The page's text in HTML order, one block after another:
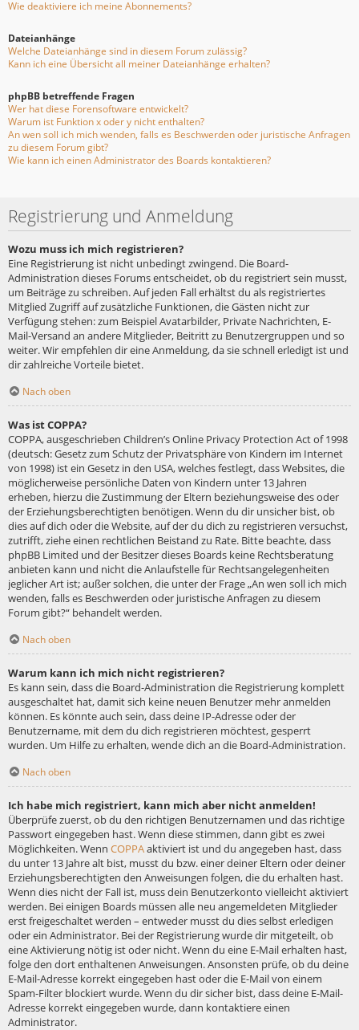
Wie deaktiviere ich meine Abonnements?
Dateianhänge
Welche Dateianhänge sind in diesem Forum zulässig?
Kann ich eine Übersicht all meiner Dateianhänge erhalten?
phpBB betreffende Fragen
Wer hat diese Forensoftware entwickelt?
Warum ist Funktion x oder y nicht enthalten?
An wen soll ich mich wenden, falls es Beschwerden oder juristische Anfragen
zu diesem Forum gibt?
Wie kann ich einen Administrator des Boards kontaktieren?
Registrierung und Anmeldung
Wozu muss ich mich registrieren?
Eine Registrierung ist nicht unbedingt zwingend. Die Board-
Administration dieses Forums entscheidet, ob du registriert sein musst,
um Beiträge zu schreiben. Auf jeden Fall erhältst du als registriertes
Mitglied Zugriff auf zusätzliche Funktionen, die Gästen nicht zur
Verfügung stehen: zum Beispiel Avatarbilder, Private Nachrichten, E-
Mail-Versand an andere Mitglieder, Beitritt zu Benutzergruppen und so
weiter. Wir empfehlen dir eine Anmeldung, da sie schnell erledigt ist und
dir zahlreiche Vorteile bietet.
Nach oben
Was ist COPPA?
COPPA, ausgeschrieben Children’s Online Privacy Protection Act of 1998
(deutsch: Gesetz zum Schutz der Privatsphäre von Kindern im Internet
von 1998) ist ein Gesetz in den USA, welches festlegt, dass Websites, die
möglicherweise persönliche Daten von Kindern unter 13 Jahren
erheben, hierzu die Zustimmung der Eltern beziehungsweise des oder
der Erziehungsberechtigten benötigen. Wenn du dir unsicher bist, ob
dies auf dich oder die Website, auf der du dich zu registrieren versuchst,
zutrifft, ziehe einen rechtlichen Beistand zu Rate. Bitte beachte, dass
phpBB Limited und der Besitzer dieses Boards keine Rechtsberatung
anbieten kann und nicht die Anlaufstelle für Rechtsangelegenheiten
jeglicher Art ist; außer solchen, die unter der Frage „An wen soll ich mich
wenden, falls es Beschwerden oder juristische Anfragen zu diesem
Forum gibt?“ behandelt werden.
Nach oben
Warum kann ich mich nicht registrieren?
Es kann sein, dass die Board-Administration die Registrierung komplett
ausgeschaltet hat, damit sich keine neuen Benutzer mehr anmelden
können. Es könnte auch sein, dass deine IP-Adresse oder der
Benutzername, mit dem du dich registrieren möchtest, gesperrt
wurden. Um Hilfe zu erhalten, wende dich an die Board-Administration.
Nach oben
Ich habe mich registriert, kann mich aber nicht anmelden!
Überprüfe zuerst, ob du den richtigen Benutzernamen und das richtige
Passwort eingegeben hast. Wenn diese stimmen, dann gibt es zwei
Möglichkeiten. Wenn COPPAaktiviert ist und du angegeben hast, dass
du unter 13 Jahre alt bist, musst du bzw. einer deiner Eltern oder deiner
Erziehungsberechtigten den Anweisungen folgen, die du erhalten hast.
Wenn dies nicht der Fall ist, muss dein Benutzerkonto vielleicht aktiviert
werden. Bei einigen Boards müssen alle neu angemeldeten Mitglieder
erst freigeschaltet werden – entweder musst du dies selbst erledigen
oder ein Administrator. Bei der Registrierung wurde dir mitgeteilt, ob
eine Aktivierung nötig ist oder nicht. Wenn du eine E-Mail erhalten hast,
folge den dort enthaltenen Anweisungen. Ansonsten prüfe, ob du deine
E-Mail-Adresse korrekt eingegeben hast oder die E-Mail von einem
Spam-Filter blockiert wurde. Wenn du dir sicher bist, dass deine E-Mail-
Adresse korrekt eingegeben wurde, dann kontaktiere einen
Administrator.